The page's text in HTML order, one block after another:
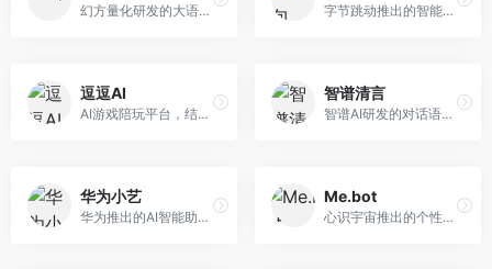
幻方量化研发的大语言模型平台，专注于深度推理和代码生成能力。面向开发者、研究人员和技术爱好者，提供强大的逻辑推理和数学计算功能，开源生态完善，API接口友好。 字节跳动推出的智能对话助手平台，提供文本创作、知识问答、英语学习等多种AI服务。面向普通用户和内容创作者，支持多轮对话和文件解析，免费使用，响应速度快，中文理解能力强。
逗逗AI
AI游戏陪玩平台，结合游戏理解和自然语言交互技术。面向游戏玩家，提供游戏攻略、陪玩互动、社交聊天等服务，游戏知识丰富，互动体验有趣。
智谱清言
智谱AI研发的对话语言模型，支持中英双语交互。面向中文用户和开发者，提供知识问答、代码编写、文档解读等服务，开源生态完善，学术研究背景深厚。
华为小艺
华为推出的AI智能助手网页端，深度整合鸿蒙生态和华为云服务。面向华为设备用户，支持语音交互、智能问答、设备控制等功能，与华为硬件生态无缝衔接。
Me.bot
心识宇宙推出的个性化AI伴侣，专注于情感交互和个人助理服务。面向个人用户，支持日程管理、情感陪伴、知识问答等功能，交互体验人性化。